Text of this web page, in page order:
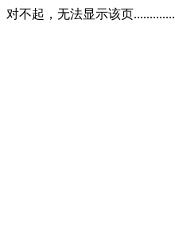
对不起，无法显示该页.............